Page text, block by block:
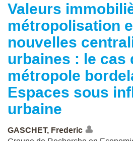
Valeurs
métropolisation
nouvelles
urbaines : le cas
métropole
Espaces sous
urbaine
GASCHET, Frederic